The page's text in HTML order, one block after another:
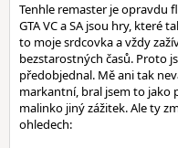
Tenhle remaster je opravdu
GTA VC a SA jsou hry, které
to moje srdcovka a vždy
bezstarostných časů. Proto
předobjednal. Mě ani tak
markantní, bral jsem to jako
malinko jiný zážitek. Ale ty
ohledech: